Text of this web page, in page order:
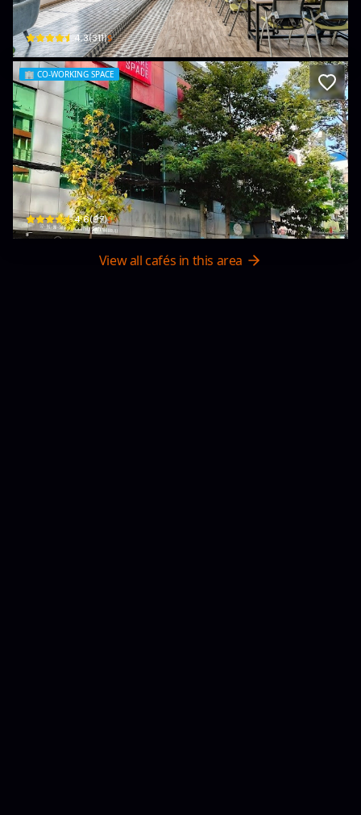
H3 Building, 1st Floor, 384 Đ. Hoàng Diệu · Phường 6, District 4
4.3(311)$
🏢 CO-WORKING SPACE
Sharespace Việt Nam
92-98 Đ. Nguyễn Công Trứ · Phường Nguyễn Thái Bình, District 1
4.6(97)$
View all cafés in this area